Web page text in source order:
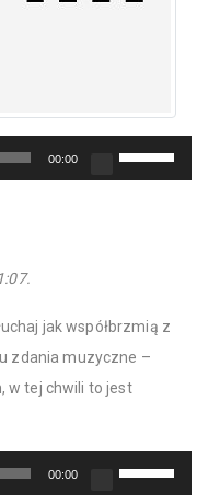
00:00
lub
zmniejszyć
głośność.
jak współbrzmią z
zdania muzyczne –
w tej chwili to jest
00:00